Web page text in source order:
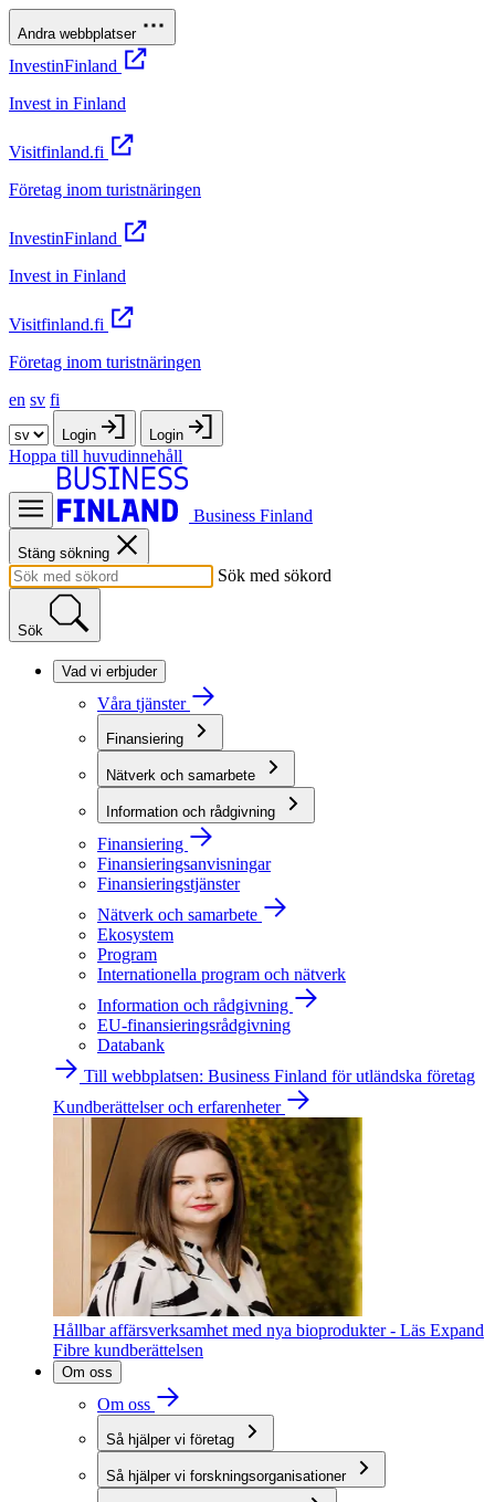
Andra webbplatser
InvestinFinland
Invest in Finland
Visitfinland.fi
Företag inom turistnäringen
InvestinFinland
Invest in Finland
Visitfinland.fi
Företag inom turistnäringen
en sv fi
Login Login
Hoppa till huvudinnehåll
Business Finland
Stäng sökning
Sök med sökord
Sök
Vad vi erbjuder
Våra tjänster
Finansiering
Nätverk och samarbete
Information och rådgivning
Finansiering
Finansieringsanvisningar
Finansieringstjänster
Nätverk och samarbete
Ekosystem
Program
Internationella program och nätverk
Information och rådgivning
EU-finansieringsrådgivning
Databank
Till webbplatsen: Business Finland för utländska företag
Kundberättelser och erfarenheter
Hållbar affärsverksamhet med nya bioprodukter - Läs Expand
Fibre kundberättelsen
Om oss
Om oss
Så hjälper vi företag
Så hjälper vi forskningsorganisationer